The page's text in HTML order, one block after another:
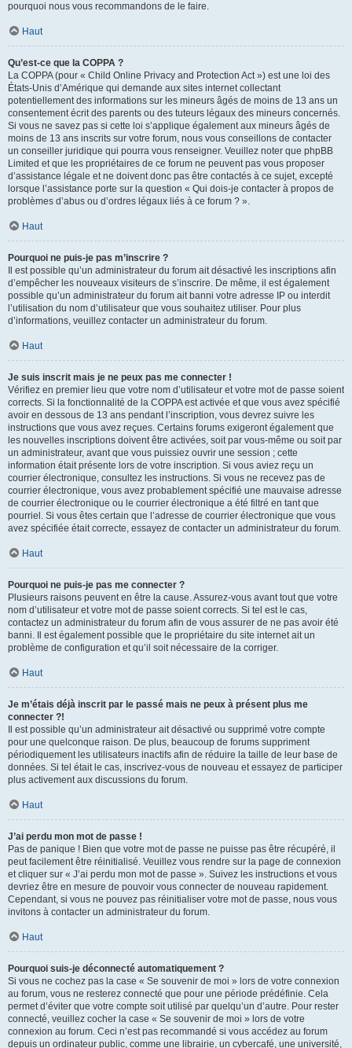
pourquoi nous vous recommandons de le faire.
Haut
Qu’est-ce que la COPPA ?
La COPPA (pour « Child Online Privacy and Protection Act ») est une loi des
États-Unis d’Amérique qui demande aux sites internet collectant
potentiellement des informations sur les mineurs âgés de moins de 13 ans un
consentement écrit des parents ou des tuteurs légaux des mineurs concernés.
Si vous ne savez pas si cette loi s’applique également aux mineurs âgés de
moins de 13 ans inscrits sur votre forum, nous vous conseillons de contacter
un conseiller juridique qui pourra vous renseigner. Veuillez noter que phpBB
Limited et que les propriétaires de ce forum ne peuvent pas vous proposer
d’assistance légale et ne doivent donc pas être contactés à ce sujet, excepté
lorsque l’assistance porte sur la question « Qui dois-je contacter à propos de
problèmes d’abus ou d’ordres légaux liés à ce forum ? ».
Haut
Pourquoi ne puis-je pas m’inscrire ?
Il est possible qu’un administrateur du forum ait désactivé les inscriptions afin
d’empêcher les nouveaux visiteurs de s’inscrire. De même, il est également
possible qu’un administrateur du forum ait banni votre adresse IP ou interdit
l’utilisation du nom d’utilisateur que vous souhaitez utiliser. Pour plus
d’informations, veuillez contacter un administrateur du forum.
Haut
Je suis inscrit mais je ne peux pas me connecter !
Vérifiez en premier lieu que votre nom d’utilisateur et votre mot de passe soient
corrects. Si la fonctionnalité de la COPPA est activée et que vous avez spécifié
avoir en dessous de 13 ans pendant l’inscription, vous devrez suivre les
instructions que vous avez reçues. Certains forums exigeront également que
les nouvelles inscriptions doivent être activées, soit par vous-même ou soit par
un administrateur, avant que vous puissiez ouvrir une session ; cette
information était présente lors de votre inscription. Si vous aviez reçu un
courrier électronique, consultez les instructions. Si vous ne recevez pas de
courrier électronique, vous avez probablement spécifié une mauvaise adresse
de courrier électronique ou le courrier électronique a été filtré en tant que
pourriel. Si vous êtes certain que l’adresse de courrier électronique que vous
avez spécifiée était correcte, essayez de contacter un administrateur du forum.
Haut
Pourquoi ne puis-je pas me connecter ?
Plusieurs raisons peuvent en être la cause. Assurez-vous avant tout que votre
nom d’utilisateur et votre mot de passe soient corrects. Si tel est le cas,
contactez un administrateur du forum afin de vous assurer de ne pas avoir été
banni. Il est également possible que le propriétaire du site internet ait un
problème de configuration et qu’il soit nécessaire de la corriger.
Haut
Je m’étais déjà inscrit par le passé mais ne peux à présent plus me
connecter ?!
Il est possible qu’un administrateur ait désactivé ou supprimé votre compte
pour une quelconque raison. De plus, beaucoup de forums suppriment
périodiquement les utilisateurs inactifs afin de réduire la taille de leur base de
données. Si tel était le cas, inscrivez-vous de nouveau et essayez de participer
plus activement aux discussions du forum.
Haut
J’ai perdu mon mot de passe !
Pas de panique ! Bien que votre mot de passe ne puisse pas être récupéré, il
peut facilement être réinitialisé. Veuillez vous rendre sur la page de connexion
et cliquer sur « J’ai perdu mon mot de passe ». Suivez les instructions et vous
devriez être en mesure de pouvoir vous connecter de nouveau rapidement.
Cependant, si vous ne pouvez pas réinitialiser votre mot de passe, nous vous
invitons à contacter un administrateur du forum.
Haut
Pourquoi suis-je déconnecté automatiquement ?
Si vous ne cochez pas la case « Se souvenir de moi » lors de votre connexion
au forum, vous ne resterez connecté que pour une période prédéfinie. Cela
permet d’éviter que votre compte soit utilisé par quelqu’un d’autre. Pour rester
connecté, veuillez cocher la case « Se souvenir de moi » lors de votre
connexion au forum. Ceci n’est pas recommandé si vous accédez au forum
depuis un ordinateur public, comme une librairie, un cybercafé, une université,